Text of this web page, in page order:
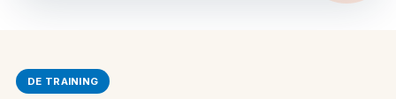
DE TRAINING